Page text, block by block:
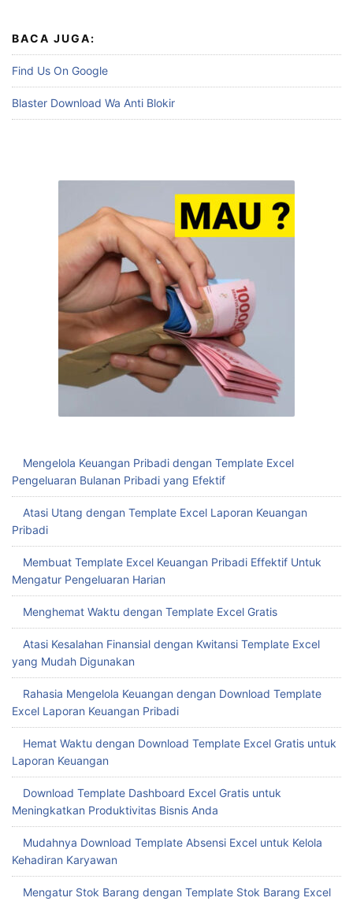
BACA JUGA:
Find Us On Google
Blaster Download Wa Anti Blokir
Mengelola Keuangan Pribadi dengan Template Excel
Pengeluaran Bulanan Pribadi yang Efektif
Atasi Utang dengan Template Excel Laporan Keuangan
Pribadi
Membuat Template Excel Keuangan Pribadi Effektif Untuk
Mengatur Pengeluaran Harian
Menghemat Waktu dengan Template Excel Gratis
Atasi Kesalahan Finansial dengan Kwitansi Template Excel
yang Mudah Digunakan
Rahasia Mengelola Keuangan dengan Download Template
Excel Laporan Keuangan Pribadi
Hemat Waktu dengan Download Template Excel Gratis untuk
Laporan Keuangan
Download Template Dashboard Excel Gratis untuk
Meningkatkan Produktivitas Bisnis Anda
Mudahnya Download Template Absensi Excel untuk Kelola
Kehadiran Karyawan
Mengatur Stok Barang dengan Template Stok Barang Excel